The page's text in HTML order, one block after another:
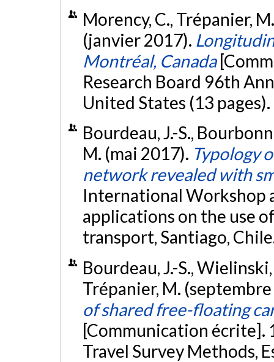
Morency, C., Trépanier,
(janvier 2017).
Montréal, Canada
Research Board 96th
United States (13 pages).
Bourdeau, J.-S.,
M. (mai 2017). Typology
network revealed with
International Workshop
applications on the use
transport, Santiago,
Bourdeau, J.-S.,
Trépanier, M.
of shared free-floating
[Communication
Travel Survey Methods,